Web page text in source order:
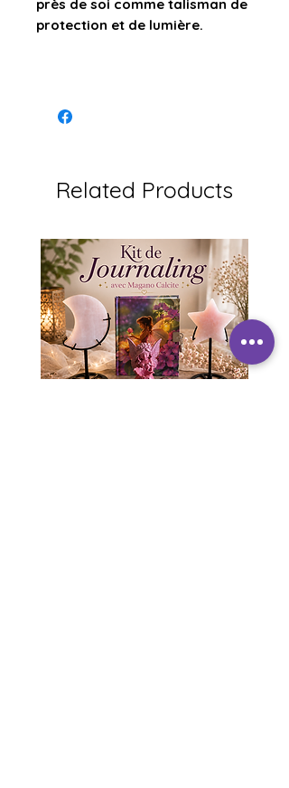
près de soi comme talisman de
protection et de lumière.
Related Products